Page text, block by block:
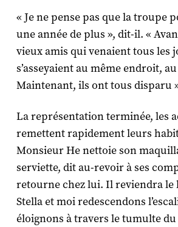
« Je ne pense pas que la troupe
une année de plus », dit-il. «
vieux amis qui venaient tous les
s’asseyaient au même endroit,
Maintenant, ils ont tous disparu
La représentation terminée, les
remettent rapidement leurs
Monsieur He nettoie son
serviette, dit au-revoir à ses
retourne chez lui. Il reviendra le
Stella et moi redescendons
éloignons à travers le tumulte